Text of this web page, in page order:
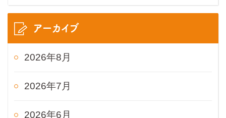
アーカイブ
2026年8月
2026年7月
2026年6月